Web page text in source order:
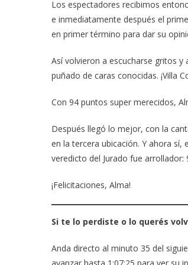
Los espectadores recibimos
e inmediatamente después el
en primer término para dar su
Así volvieron a escucharse gritos y
puñado de caras conocidas. ¡Villa
Con 94 puntos super merecidos,
Después llegó lo mejor, con la
en la tercera ubicación. Y ahora sí,
veredicto del Jurado fue
¡Felicitaciones, Alma!
Si te lo perdiste o lo querés
Anda directo al minuto 35 del
avanzar hasta 1:07:25 para ver su